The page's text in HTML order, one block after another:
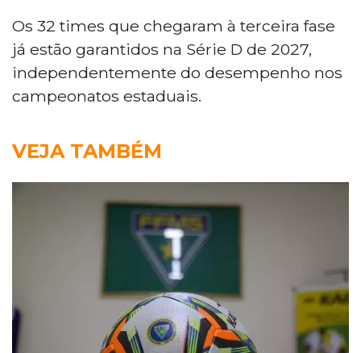
Os 32 times que chegaram à terceira fase
já estão garantidos na Série D de 2027,
independentemente do desempenho nos
campeonatos estaduais.
VEJA TAMBÉM